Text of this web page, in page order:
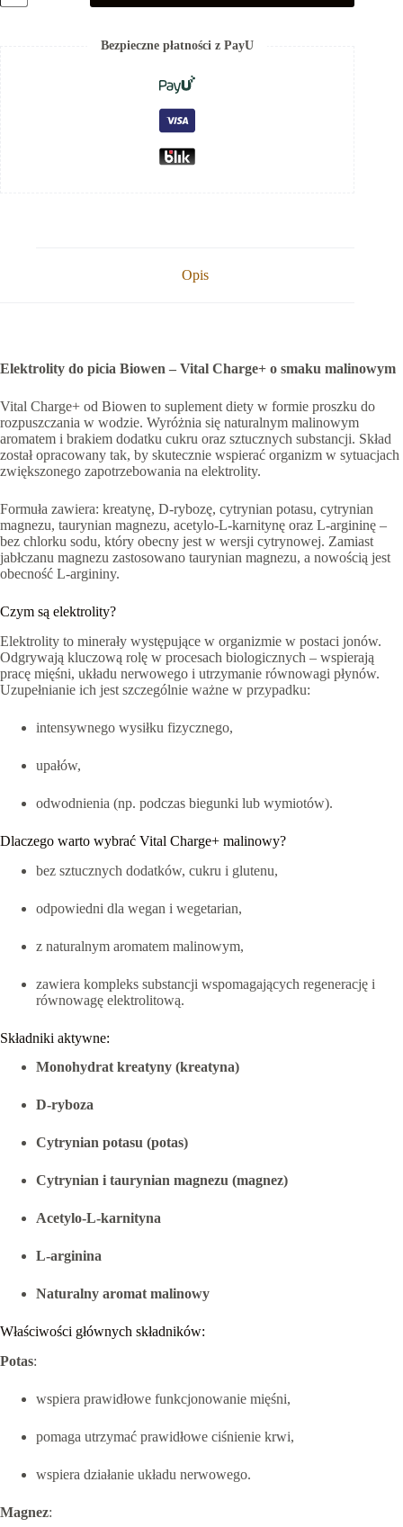
Vital
Bezpieczne płatności z PayU
Opis
Elektrolity do picia Biowen – Vital Charge+ o smaku malinowym
Vital Charge+ od Biowen to suplement diety w formie proszku do
rozpuszczania w wodzie. Wyróżnia się naturalnym malinowym
aromatem i brakiem dodatku cukru oraz sztucznych substancji. Skład
został opracowany tak, by skutecznie wspierać organizm w sytuacjach
zwiększonego zapotrzebowania na elektrolity.
Formuła zawiera: kreatynę, D-rybozę, cytrynian potasu, cytrynian
magnezu, taurynian magnezu, acetylo-L-karnitynę oraz L-argininę –
bez chlorku sodu, który obecny jest w wersji cytrynowej. Zamiast
jabłczanu magnezu zastosowano taurynian magnezu, a nowością jest
obecność L-argininy.
Czym są elektrolity?
Elektrolity to minerały występujące w organizmie w postaci jonów.
Odgrywają kluczową rolę w procesach biologicznych – wspierają
pracę mięśni, układu nerwowego i utrzymanie równowagi płynów.
Uzupełnianie ich jest szczególnie ważne w przypadku:
intensywnego wysiłku fizycznego,
upałów,
odwodnienia (np. podczas biegunki lub wymiotów).
Dlaczego warto wybrać Vital Charge+ malinowy?
bez sztucznych dodatków, cukru i glutenu,
odpowiedni dla wegan i wegetarian,
z naturalnym aromatem malinowym,
zawiera kompleks substancji wspomagających regenerację i
równowagę elektrolitową.
Składniki aktywne:
Monohydrat kreatyny (kreatyna)
D-ryboza
Cytrynian potasu (potas)
Cytrynian i taurynian magnezu (magnez)
Acetylo-L-karnityna
L-arginina
Naturalny aromat malinowy
Właściwości głównych składników:
Potas:
wspiera prawidłowe funkcjonowanie mięśni,
pomaga utrzymać prawidłowe ciśnienie krwi,
wspiera działanie układu nerwowego.
Magnez: